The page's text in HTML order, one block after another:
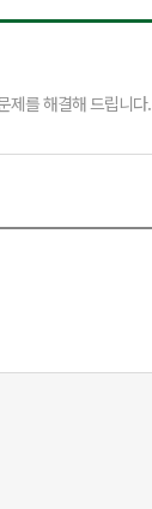
제를 해결해 드립니다.